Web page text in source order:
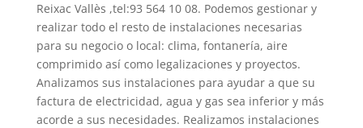
Reixac Vallès ,tel:93 564 10 08. Podemos gestionar y
realizar todo el resto de instalaciones necesarias
para su negocio o local: clima, fontanería, aire
comprimido así como legalizaciones y proyectos.
Analizamos sus instalaciones para ayudar a que su
factura de electricidad, agua y gas sea inferior y más
acorde a sus necesidades. Realizamos instalaciones